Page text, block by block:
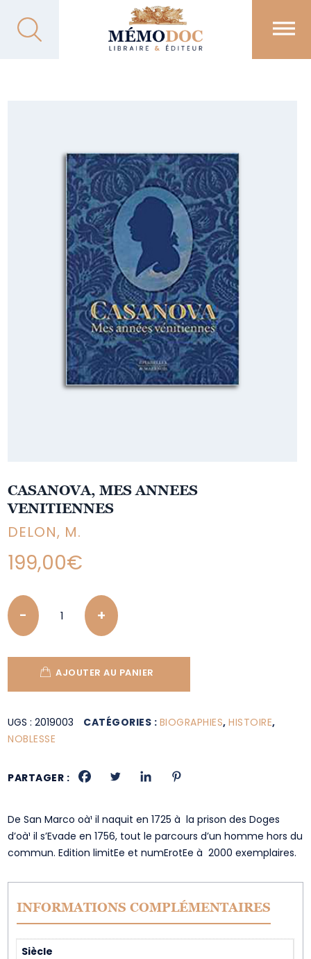
CASANOVA, MES ANNEES
VENITIENNES
DELON, M.
199,00€
Quantity
AJOUTER AU PANIER
UGS :2019003 CATÉGORIES : BIOGRAPHIES,HISTOIRE,
NOBLESSE
PARTAGER :
De San Marco oà¹ il naquit en 1725 à la prison des Doges
d’oà¹ il s’Evade en 1756, tout le parcours d’un homme hors du
commun. Edition limitEe et numErotEe à 2000 exemplaires.
INFORMATIONS COMPLÉMENTAIRES
Siècle